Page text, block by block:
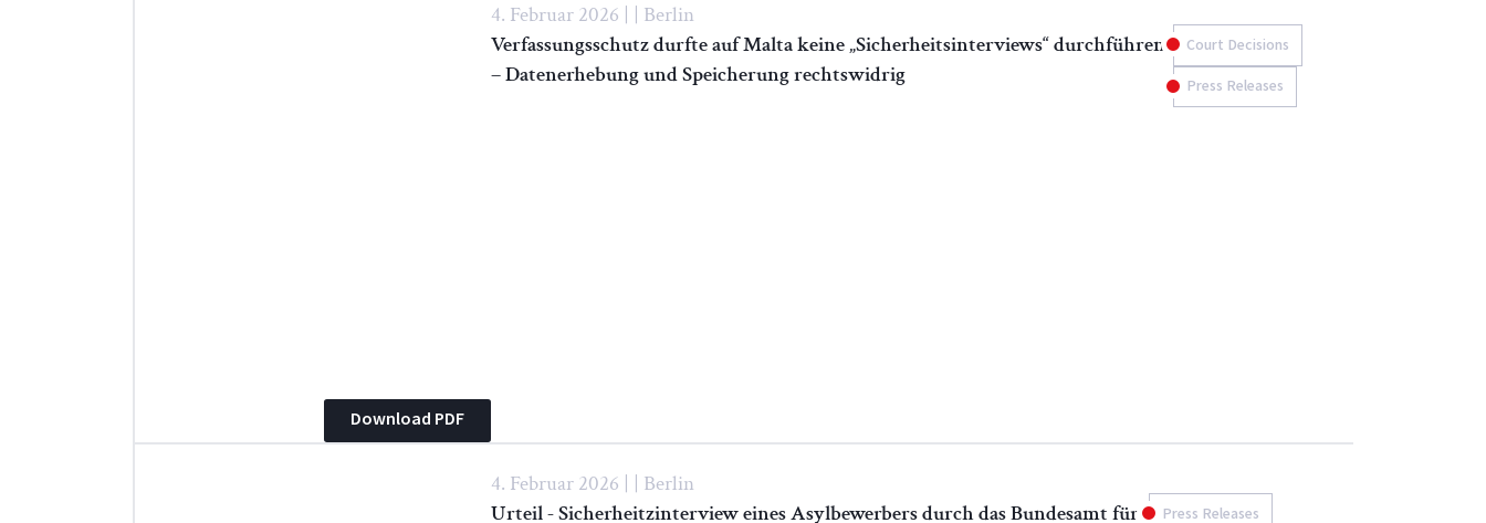
Download PDF
4. Februar 2026 | | Berlin
Verfassungsschutz durfte auf Malta keine „Sicherheitsinterviews“ durchführen
– Datenerhebung und Speicherung rechtswidrig
Court Decisions
Press Releases
4. Februar 2026 | | Berlin
Urteil - Sicherheitzinterview eines Asylbewerbers durch das Bundesamt für
Press Releases